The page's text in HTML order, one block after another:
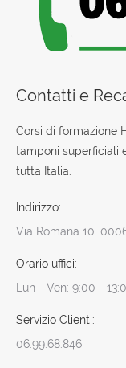
Contatti e
Corsi di formazione
tamponi superficiali
tutta Italia.
Indirizzo:
Via Romana 10,
Orario uffici:
Lun - Ven: 9:00 -
Servizio Clienti:
06.99.68.846